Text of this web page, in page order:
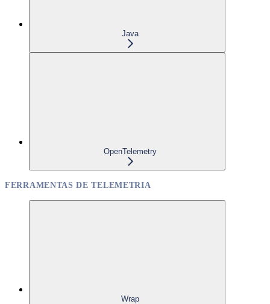
Java
OpenTelemetry
FERRAMENTAS DE TELEMETRIA
Wrap